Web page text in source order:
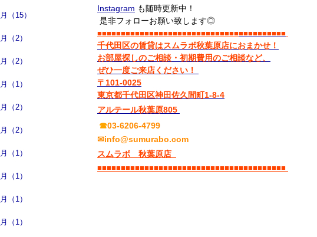
（15）
（2）
（2）
（1）
（2）
（2）
（1）
（1）
（1）
（1）
Instagram も随時更新中！
是非フォローお願い致します◎
■■■■■■■■■■■■■■■■■■■■■■■■■■■■■■■■■■■■■■■■
千代田区の賃貸はスムラボ秋葉原店におまかせ！
お部屋探しのご相談・初期費用のご相談など、
ぜひ一度ご来店ください！
〒101-0025
東京都千代田区神田佐久間町1-8-4
アルテール秋葉原805
☎03-6206-4799
✉info@sumurabo.com
スムラボ 秋葉原店
■■■■■■■■■■■■■■■■■■■■■■■■■■■■■■■■■■■■■■■■